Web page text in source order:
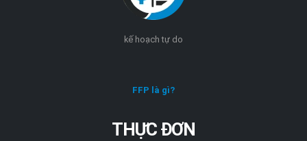
kế hoạch tự do
FFP là gì?
THỰC ĐƠN